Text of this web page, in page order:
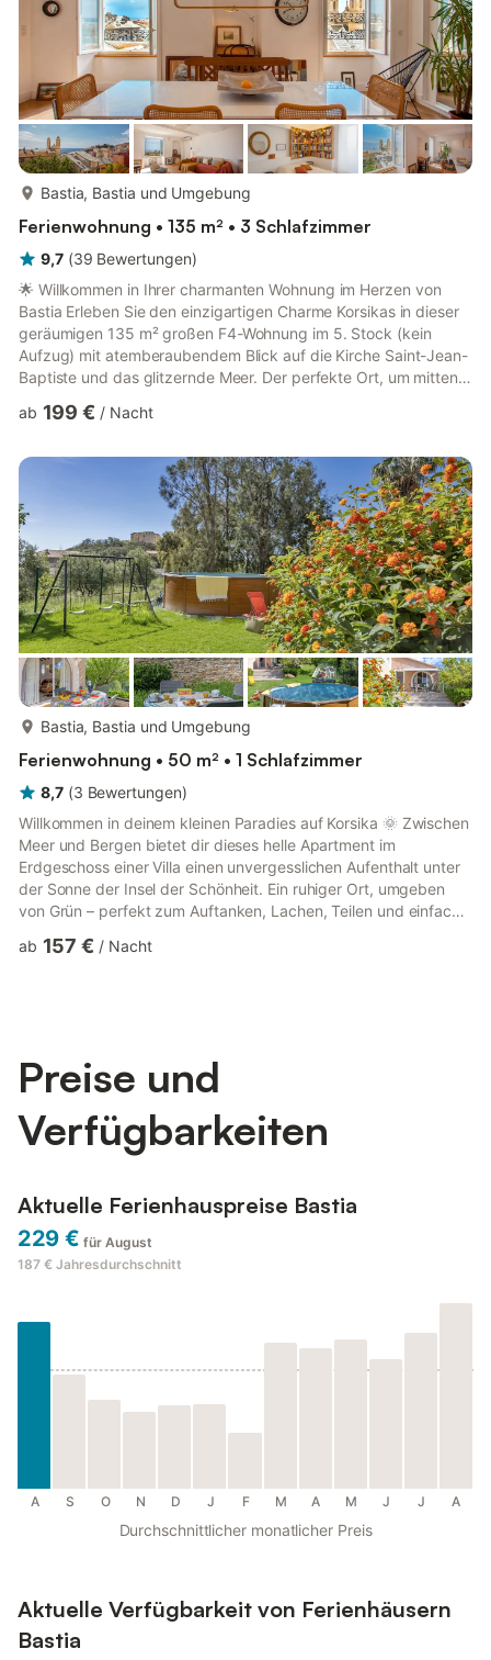
Bastia, Bastia und Umgebung
Ferienwohnung • 135 m² • 3 Schlafzimmer
9,7 (39 Bewertungen)
🌟 Willkommen in Ihrer charmanten Wohnung im Herzen von
Bastia Erleben Sie den einzigartigen Charme Korsikas in dieser
geräumigen 135 m² großen F4-Wohnung im 5. Stock (kein
Aufzug) mit atemberaubendem Blick auf die Kirche Saint-Jean-
Baptiste und das glitzernde Meer. Der perfekte Ort, um mitten
Komfort zu genießen. 🏡 Innenbereich Voll ausgestattete Küche:
Mahlzeiten. Helles Wohnzimmer mit TV, ideal zum Entspannen
nach einem Tag voller Erkundungen. Hauptschlafzimmer:
Doppelbett 14...
ab 199 € / Nacht
Bastia, Bastia und Umgebung
Ferienwohnung • 50 m² • 1 Schlafzimmer
8,7 (3 Bewertungen)
Willkommen in deinem kleinen Paradies auf Korsika 🌞 Zwischen
Meer und Bergen bietet dir dieses helle Apartment im
Erdgeschoss einer Villa einen unvergesslichen Aufenthalt unter
der Sonne der Insel der Schönheit. Ein ruhiger Ort, umgeben
von Grün – perfekt zum Auftanken, Lachen, Teilen und einfach
und dein Wohlbefinden gestaltet: 🛋️ Gemütlicher Wohnbereich –
ab 157 € / Nacht
Preise und
Verfügbarkeiten
Aktuelle Ferienhauspreise Bastia
229 € für August
187 € Jahresdurchschnitt
A S O N D J F M A M J J A
Durchschnittlicher monatlicher Preis
Aktuelle Verfügbarkeit von Ferienhäusern
Bastia